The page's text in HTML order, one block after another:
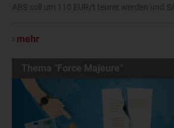
ABS soll um 110 EUR/t teurer werden und
mehr
Thema "Force Majeure"